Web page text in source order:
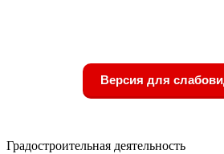
Версия для
Градостроительная деятельность